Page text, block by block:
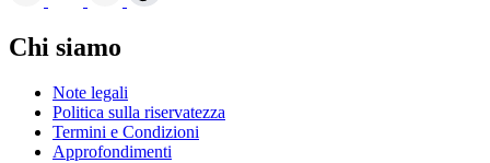
Chi siamo
Note legali
Politica sulla riservatezza
Termini e Condizioni
Approfondimenti